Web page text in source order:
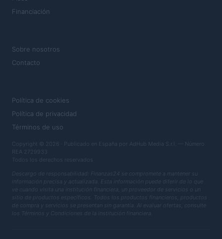
Financiación
Sobre nosotros
Contacto
Política de cookies
Política de privacidad
Términos de uso
Copyright © 2026 · Publicado en España por AdHub Media S.r.l. — Número
REA 2729933
Todos los derechos reservados
Descargo de responsabilidad: Finanzas24 se compromete a mantener su
información precisa y actualizada. Esta información puede diferir de lo que
ve cuando visita una institución financiera, un proveedor de servicios o un
sitio de productos específicos. Todos los productos financieros, productos
de compra y servicios se presentan sin garantía. Al evaluar ofertas, consulte
los Términos y Condiciones de la institución financiera.